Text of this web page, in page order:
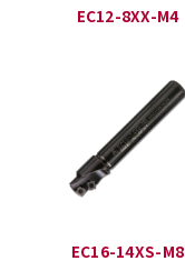
EC12-8XX-M4
EC16-14XS-M8